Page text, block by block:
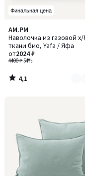
Финальная цена
AM.PM
Наволочка из газовой х/
ткани био, Yafa / Яфа
4400 ₽-54%
от2024 ₽
4,1
/ 5
Количество
цветов:
4
4,1
/